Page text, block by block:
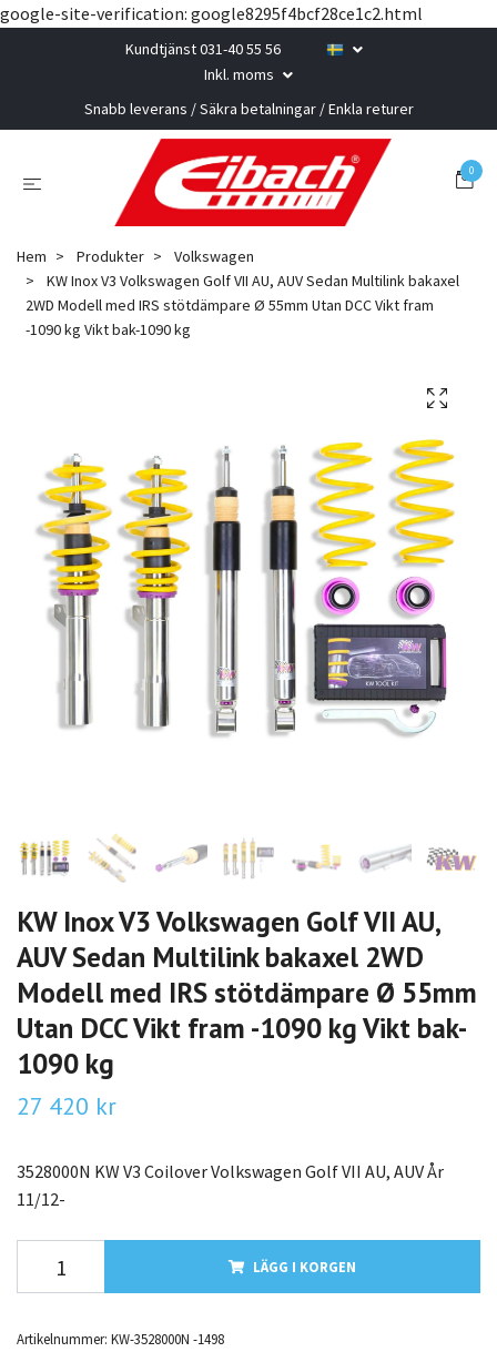
google-site-verification: google8295f4bcf28ce1c2.html
Kundtjänst 031-40 55 56
Inkl. moms
Snabb leverans / Säkra betalningar / Enkla returer
0
Hem Produkter
Volkswagen
KW Inox V3 Volkswagen Golf VII AU, AUV Sedan Multilink bakaxel
2WD Modell med IRS stötdämpare Ø 55mm Utan DCC Vikt fram
-1090 kg Vikt bak-1090 kg
KW Inox V3 Volkswagen Golf VII AU,
AUV Sedan Multilink bakaxel 2WD
Modell med IRS stötdämpare Ø 55mm
Utan DCC Vikt fram -1090 kg Vikt bak-
1090 kg
27 420 kr
3528000N KW V3 Coilover Volkswagen Golf VII AU, AUV År
11/12-
LÄGG I KORGEN
Artikelnummer: KW-3528000N -1498